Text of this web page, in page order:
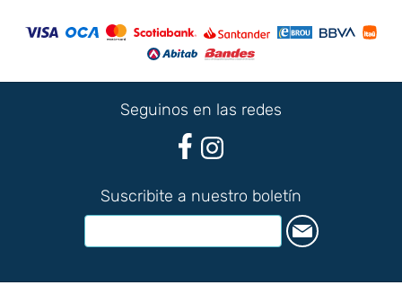
Seguinos en las redes
Suscribite a nuestro boletín